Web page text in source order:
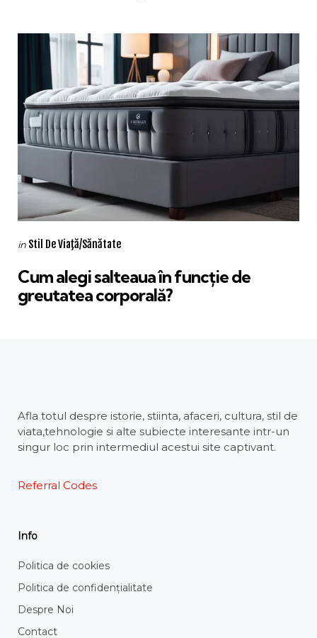
Categories
Posted
in Stil De Viaţă/Sănătate
Cum alegi salteaua în funcție de
greutatea corporală?
Afla totul despre istorie, stiinta, afaceri, cultura, stil de
viata,tehnologie si alte subiecte interesante intr-un
singur loc prin intermediul acestui site captivant.
Referral Codes
Info
Politica de cookies
Politica de confidențialitate
Despre Noi
Contact